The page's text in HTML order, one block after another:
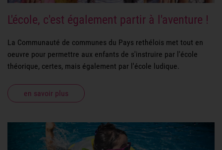
L'école, c'est également partir à l'aventure !
La Communauté de communes du Pays rethélois met tout en
oeuvre pour permettre aux enfants de s'instruire par l'école
théorique, certes, mais également par l'école ludique.
en savoir plus